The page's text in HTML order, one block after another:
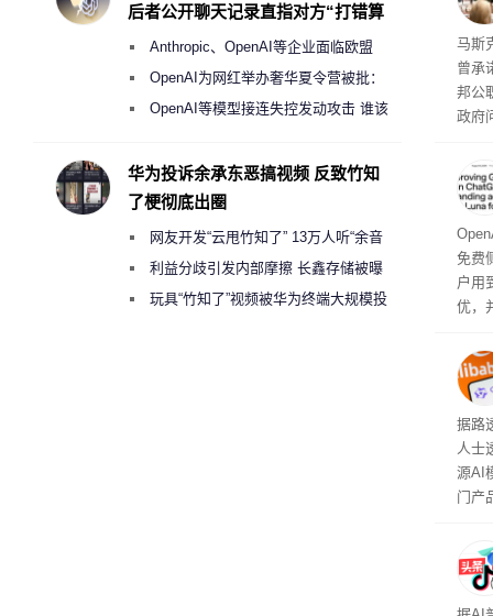
果
马斯
曾承
邦公
政府
称
也无
免费
户用
优，
本
钮用
型
据路
人士
源AI
门产
后者公开聊天记录直指对方“打错算
Anthropic、OpenAI等企业面临欧盟
《人工智能法案》全新执法权限审查
OpenAI为网红举办奢华夏令营被批：
2000美元一晚 遭讽“反乌托邦”
OpenAI等模型接连失控发动攻击 谁该
华为投诉余承东恶搞视频 反致竹知
了梗彻底出圈
网友开发“云甩竹知了” 13万人听“余音
绕梁”利益分歧引发内部摩擦 长鑫存储被曝
曾将华为驻场工程师驱逐出研发基地
玩具“竹知了”视频被华为终端大规模投